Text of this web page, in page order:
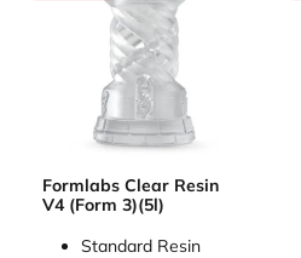
Formlabs Clear Resin
V4 (Form 3)(5l)
Standard Resin